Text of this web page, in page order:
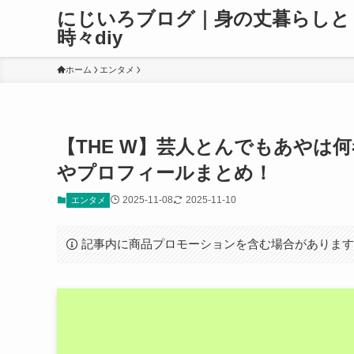
にじいろブログ｜身の丈暮らしと
時々diy
ホーム エンタメ
【THE W】芸人とんでもあやは
やプロフィールまとめ！
エンタメ 2025-11-08 2025-11-10
記事内に商品プロモーションを含む場合がありま